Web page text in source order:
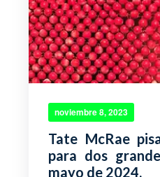
noviembre 8, 2023
Tate McRae
para dos
mayo de 2024.